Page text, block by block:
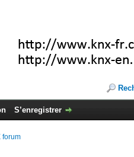
S’enregistrer
forum